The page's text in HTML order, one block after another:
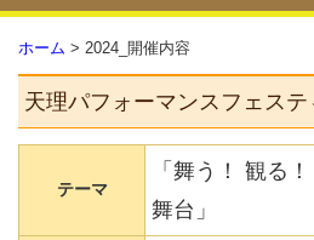
ホーム > 2024_開催内容
天理パフォーマンスフェス
テーマ
「舞う！ 観る
舞台」